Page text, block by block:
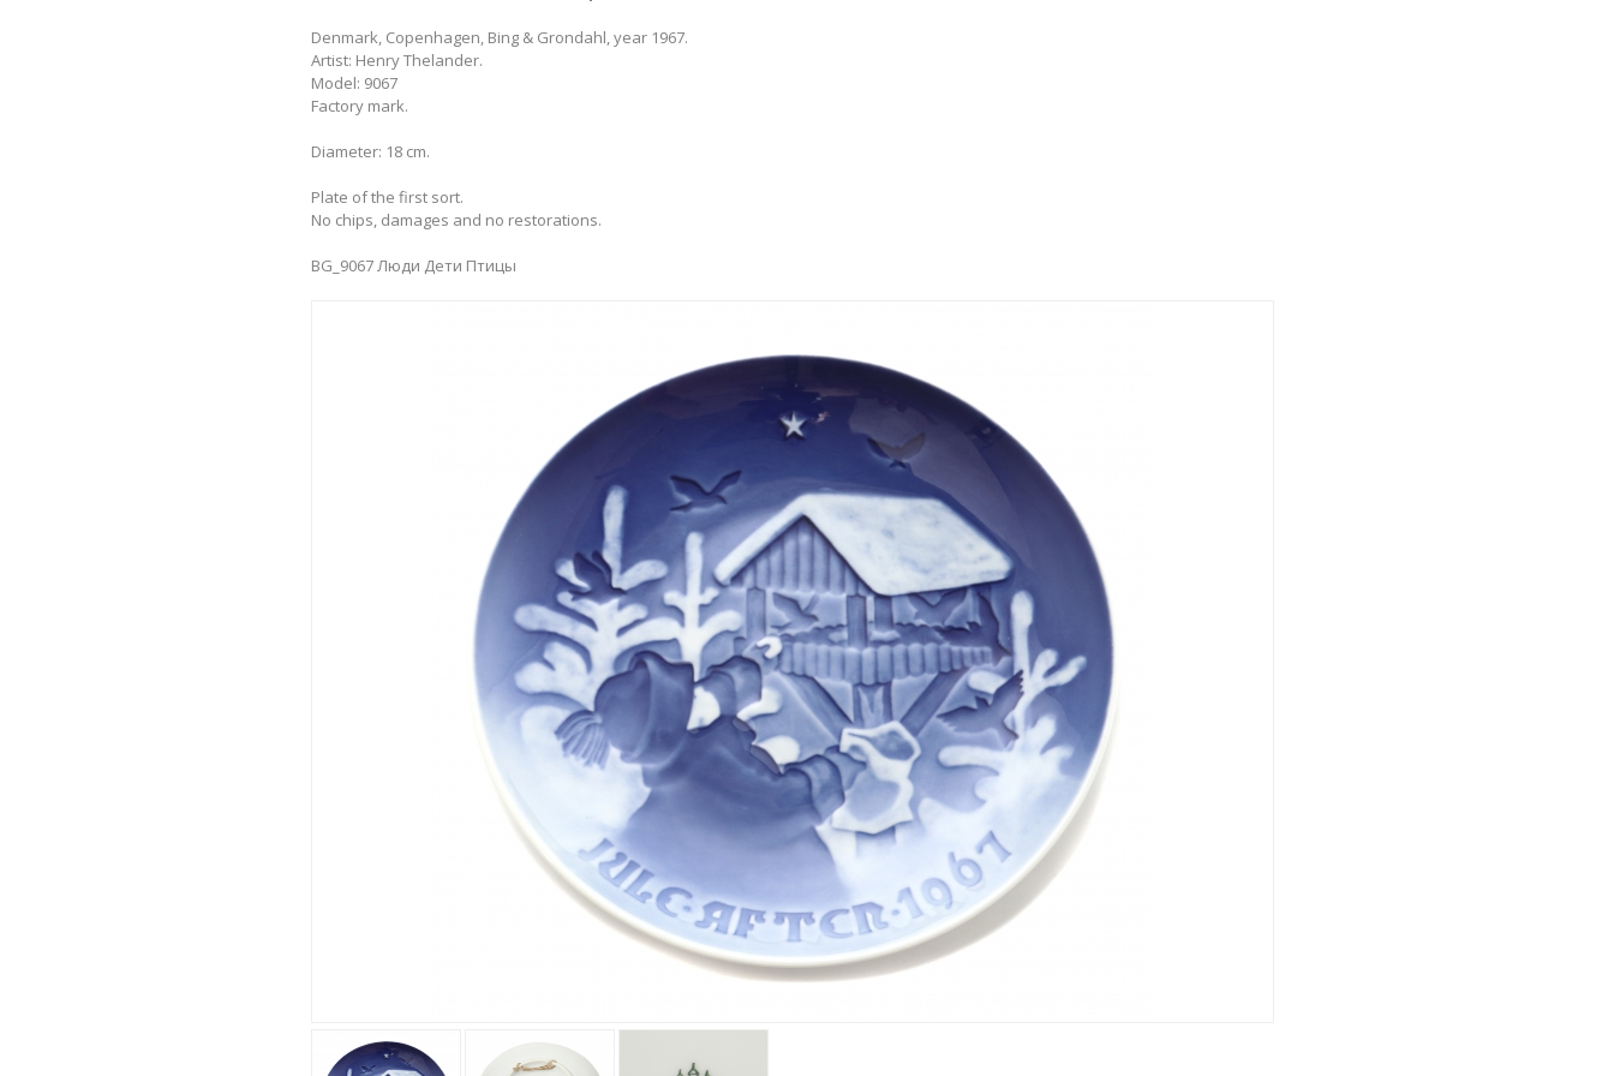
Denmark, Copenhagen, Bing & Grondahl, year 1967.
Artist: Henry Thelander.
Model: 9067
Factory mark.
Diameter: 18 cm.
Plate of the first sort.
No chips, damages and no restorations.
BG_9067 Люди Дети Птицы